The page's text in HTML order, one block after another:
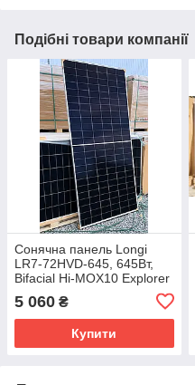
Подібні товари компанії
Сонячна панель Longi
LR7-72HVD-645, 645Вт,
Bifacial Hi-MOX10 Explorer
5 060 ₴
Купити